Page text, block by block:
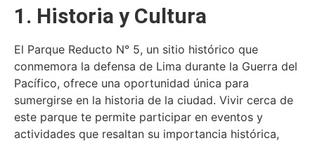
1. Historia y Cultura
El Parque Reducto N° 5, un sitio histórico que
conmemora la defensa de Lima durante la Guerra del
Pacífico, ofrece una oportunidad única para
sumergirse en la historia de la ciudad. Vivir cerca de
este parque te permite participar en eventos y
actividades que resaltan su importancia histórica,